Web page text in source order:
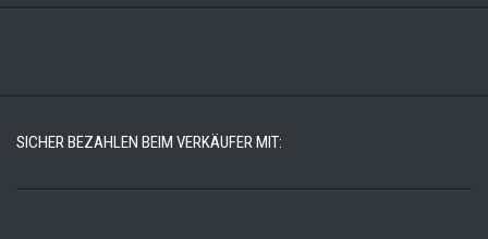
SICHER BEZAHLEN BEIM VERKÄUFER MIT: